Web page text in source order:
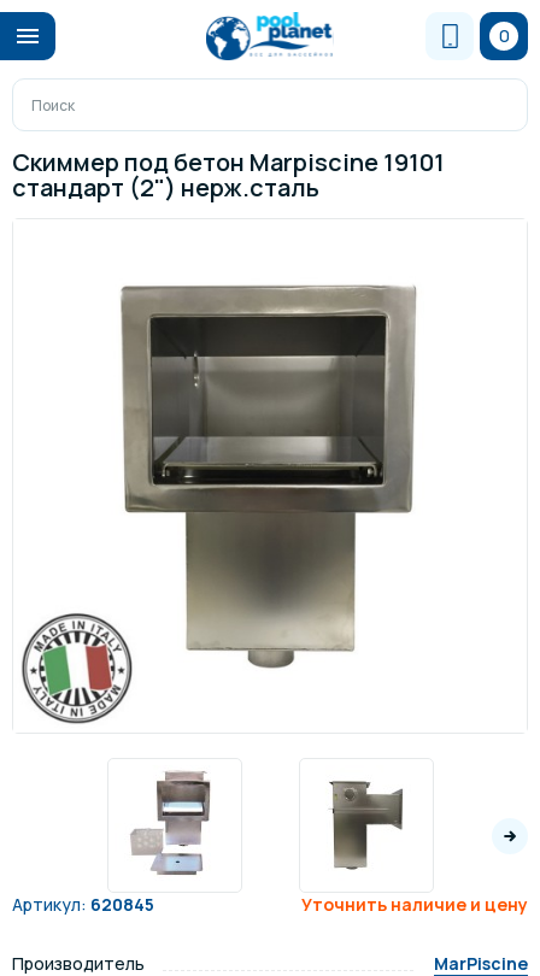
0
Скиммер под бетон Marpiscine 19101
стандарт (2") нерж.сталь
Артикул: 620845 Уточнить наличие и цену
Производитель
MarPiscine